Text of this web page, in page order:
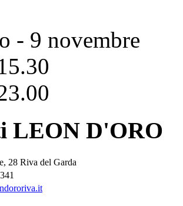
- 9 novembre
LEON D'ORO
28 Riva del Garda